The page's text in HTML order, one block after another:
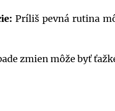
Príliš pevná rutina
zmien môže byť